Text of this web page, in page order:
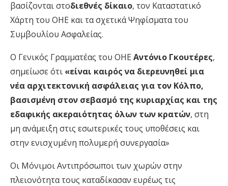
βασίζονται στοδιεθνές δίκαιο, τον Καταστατικό
Χάρτη του ΟΗΕ και τα σχετικά Ψηφίσματα του
Συμβουλίου Ασφαλείας.
Ο Γενικός Γραμματέας του ΟΗΕ Αντόνιο Γκουτέρες,
σημείωσε ότι «είναι καιρός να διερευνηθεί μια
νέα αρχιτεκτονική ασφάλειας για τον Κόλπο,
βασισμένη στον σεβασμό της κυριαρχίας και της
εδαφικής ακεραιότητας όλων των κρατών, στη
μη ανάμειξη στις εσωτερικές τους υποθέσεις και
στην ενισχυμένη πολυμερή συνεργασία»
Οι Mόνιμοι Αντιπρόσωποι των χωρών στην
πλειονότητα τους καταδίκασαν ευρέως τις